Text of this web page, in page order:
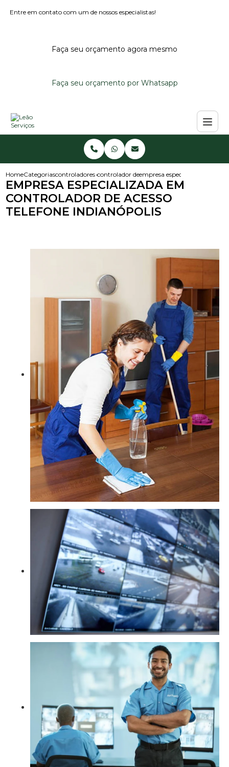
Entre em contato com um de nossos especialistas!
Faça seu orçamento agora mesmo
Faça seu orçamento por Whatsapp
HomeCategoriascontroladores de acessocontrolador de acesso portaria
empresa especializada em
EMPRESA ESPECIALIZADA EM
CONTROLADOR DE ACESSO
TELEFONE INDIANÓPOLIS